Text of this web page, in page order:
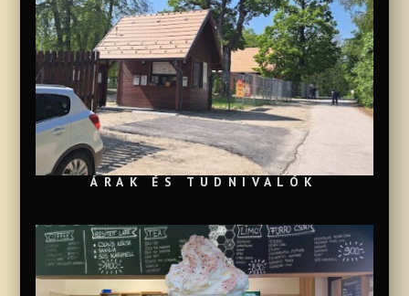
ÁRAK ÉS TUDNIVALÓK